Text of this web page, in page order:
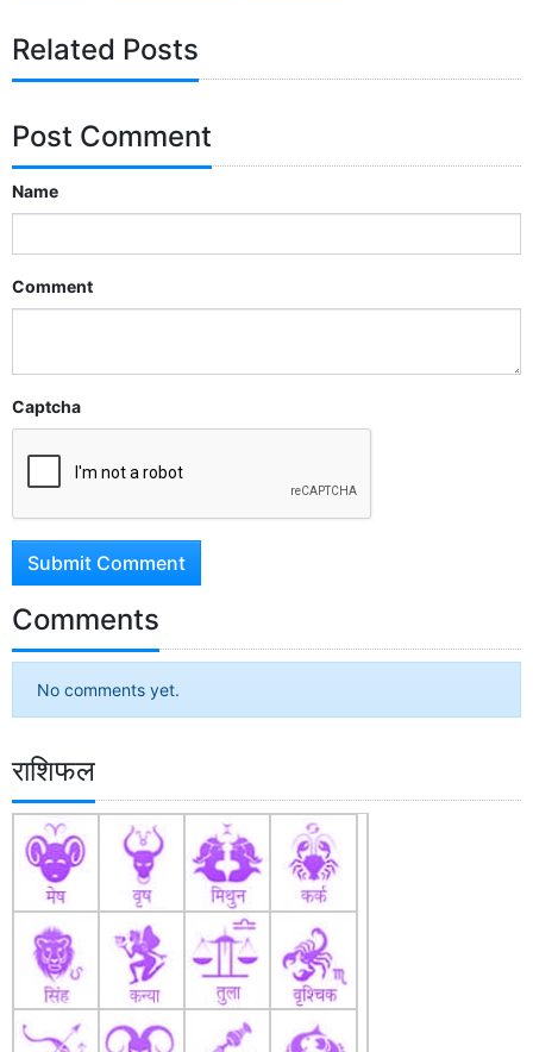
Related Posts
Post Comment
Name
Comment
Captcha
Submit Comment
Comments
No comments yet.
राशिफल